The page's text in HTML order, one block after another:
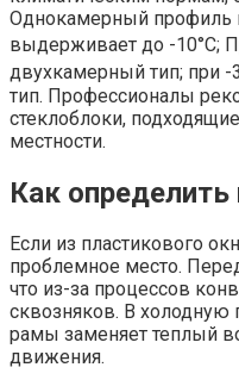
Однокамерный профиль
выдерживает до -10°С;
двухкамерный тип; при
тип. Профессионалы
стеклоблоки,
местности.
Как определить
Если из пластикового
проблемное место.
что из-за процессов
сквозняков. В холодную
рамы заменяет теплый
движения.